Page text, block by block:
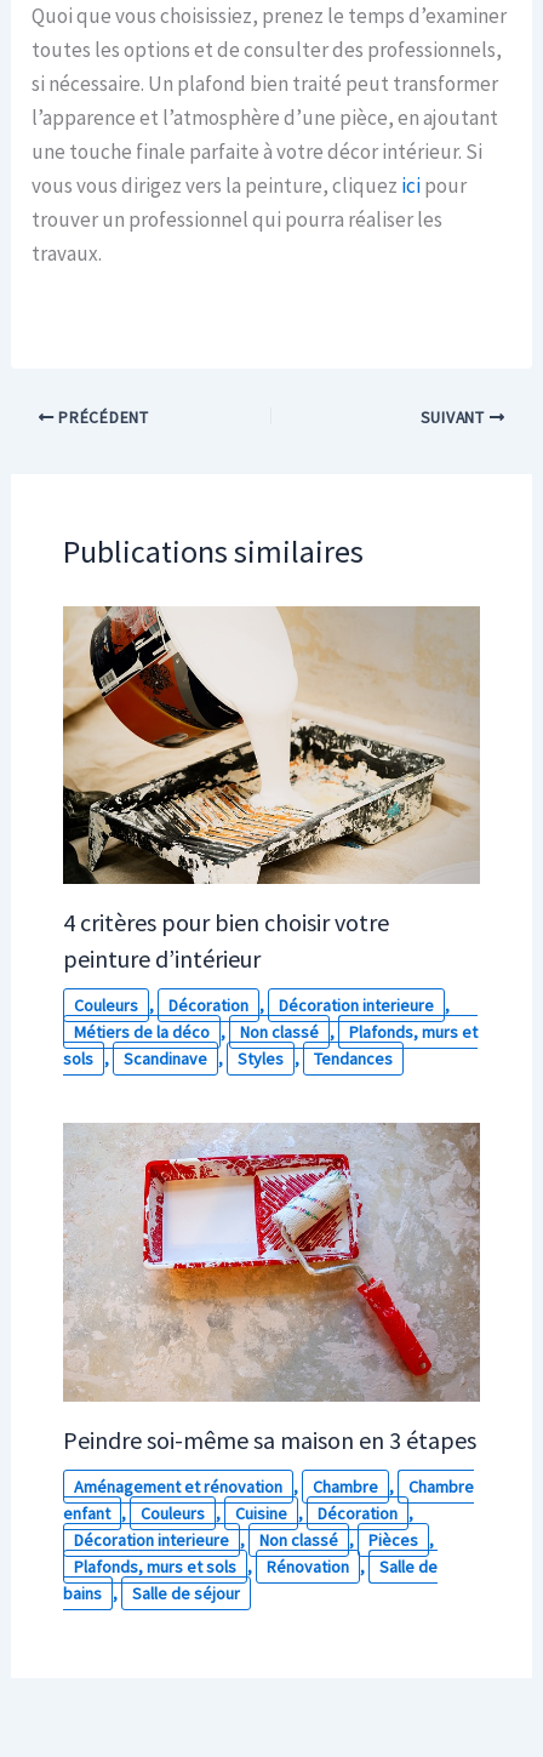
Quoi que vous choisissiez, prenez le temps d’examiner
toutes les options et de consulter des professionnels,
si nécessaire. Un plafond bien traité peut transformer
l’apparence et l’atmosphère d’une pièce, en ajoutant
une touche finale parfaite à votre décor intérieur. Si
vous vous dirigez vers la peinture, cliquez icipour
trouver un professionnel qui pourra réaliser les
travaux.
PRÉCÉDENT SUIVANT
Publications similaires
4 critères pour bien choisir votre
peinture d’intérieur
Couleurs , Décoration , Décoration interieure ,
Métiers de la déco , Non classé ,
Plafonds, murs et
sols , Scandinave , Styles , Tendances
Peindre soi-même sa maison en 3 étapes
Aménagement et rénovation , Chambre ,
Chambre
enfant , Couleurs , Cuisine , Décoration ,
Décoration interieure , Non classé , Pièces ,
Plafonds, murs et sols , Rénovation ,
Salle de
bains , Salle de séjour